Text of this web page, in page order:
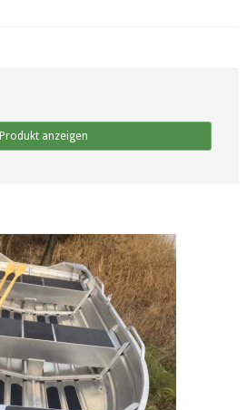
Produkt anzeigen